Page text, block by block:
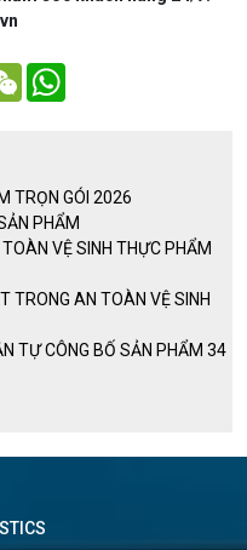
WeChat
TRỌN GÓI 2026
PHẨM
VỆ SINH THỰC PHẨM
TRONG AN TOÀN VỆ SINH
TỰ CÔNG BỐ SẢN PHẨM 34